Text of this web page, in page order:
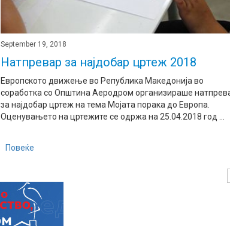
September 19, 2018
Натпревар за најдобар цртеж 2018
Европското движење во Република Македонија во
соработка со Општина Аеродром организираше
за најдобар цртеж на тема Мојата порака до Европа.
Оценувањето на цртежите се одржа на 25.04.2018 год ...
Повеќе